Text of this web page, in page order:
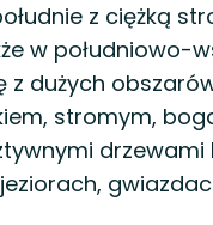
z ciężką
w południowo-
z dużych
stromym,